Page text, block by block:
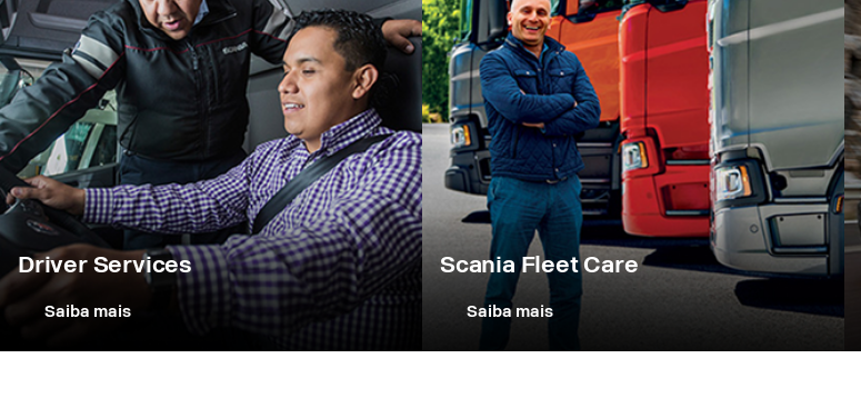
Driver Services
Saiba mais
Scania Fleet Care
Saiba mais